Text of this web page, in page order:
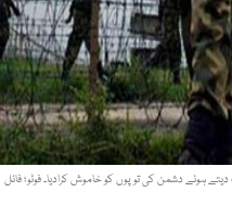
دیتے ہوئے دشمن کی توپوں کو خاموش کرادیا۔ فوٹو؛ فائل